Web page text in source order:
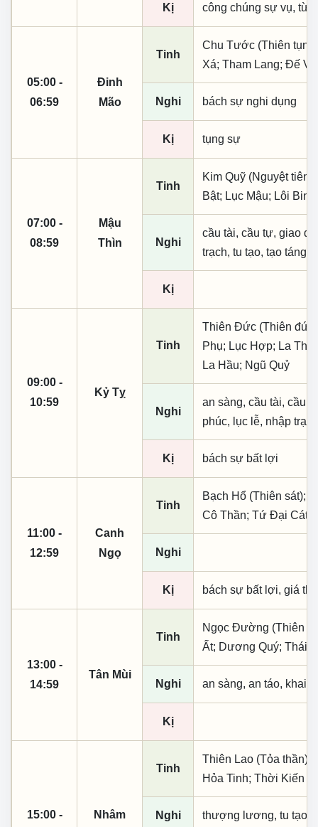
Kị công chúng sự vụ, từ
05:00 -
06:59
Đinh
Mão
Tinh
Chu Tước (Thiên
Xá; Tham Lang; Đế
Nghi bách sự nghi dụng
Kị tụng sự
07:00 -
08:59
Mậu
Thìn
Tinh
Kim Quỹ (Nguyệt
Bật; Lục Mậu; Lôi
Nghi
cầu tài, cầu tự, giao
trạch, tu tạo, tạo táng,
Kị
09:00 -
10:59
Kỷ Tỵ
Tinh
Thiên Đức (Thiên
Phụ; Lục Hợp; La
La Hầu; Ngũ Quỷ
Nghi
an sàng, cầu tài, cầu
phúc, lục lễ, nhập
Kị bách sự bất lợi
11:00 -
12:59
Canh
Ngọ
Tinh
Bạch Hổ (Thiên sát);
Cô Thần; Tứ Đại Cát
Nghi
Kị bách sự bất lợi, giá
13:00 -
14:59
Tân Mùi
Tinh
Ngọc Đường (Thiên
Ất; Dương Quý; Thái
Nghi an sàng, an táo, khai
Kị
15:00 -
Nhâm
Tinh
Thiên Lao (Tỏa thần);
Hỏa Tinh; Thời Kiến
Nghi thượng lương, tu tạo